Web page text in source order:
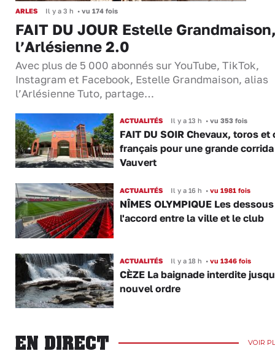
ARLES Il y a 3 h • vu 174 fois
FAIT DU JOUR Estelle
l’Arlésienne 2.0
Avec plus de 5 000 abonnés sur YouTube, TikTok,
Instagram et Facebook, Estelle Grandmaison, alias
l’Arlésienne Tuto, partage…
ACTUALITÉS Il y a 13 h •vu 353 fois
FAIT DU SOIR Chevaux, toros et
français pour une grande corrida
Vauvert
ACTUALITÉS Il y a 16 h •vu 1981 fois
NÎMES OLYMPIQUE Les
l'accord entre la ville et le club
ACTUALITÉS Il y a 18 h •vu 1346 fois
CÈZE La baignade interdite
nouvel ordre
EN DIRECT VOIR